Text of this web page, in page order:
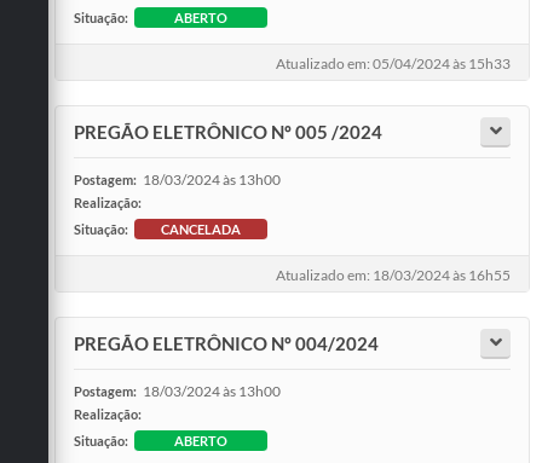
Situação:
ABERTO
Atualizado em: 05/04/2024 às 15h33
PREGÃO ELETRÔNICO Nº 005 /2024
Postagem: 18/03/2024 às 13h00
Realização:
Situação:
CANCELADA
Atualizado em: 18/03/2024 às 16h55
PREGÃO ELETRÔNICO Nº 004/2024
Postagem: 18/03/2024 às 13h00
Realização:
Situação:
ABERTO